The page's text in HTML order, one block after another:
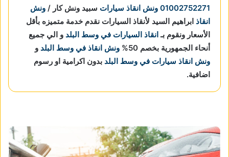
01002752271 ونش انقاذ سيارات سبيد ونش كار / ونش
انقاذ ابراهيم السيد لأنقاذ السيارات نقدم خدمة متميزه بأقل
الأسعار ونقوم بـانقاذ السيارات في وسط البلد و الي جميع
أنحاء الجمهورية بخصم 50%
ونش انقاذ في وسط البلد و
ونش انقاذ سيارات في وسط البلد بدون اكرامية او رسوم
اضافية.